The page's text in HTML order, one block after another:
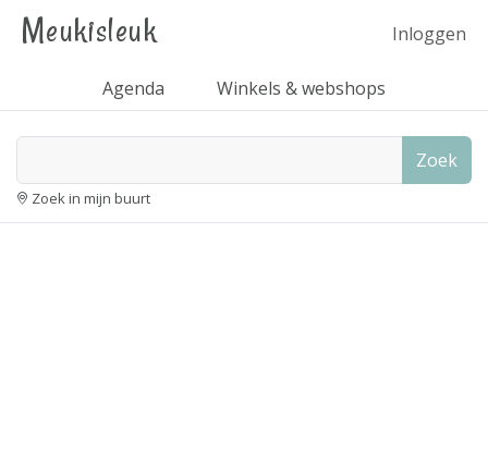
Meukisleuk Inloggen
Agenda Winkels & webshops
Zoek
Zoek in mijn buurt